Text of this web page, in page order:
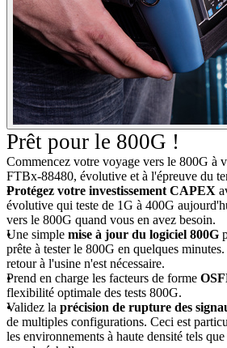
Prêt pour le 800G !
Commencez votre voyage vers le 800G à
FTBx-88480, évolutive et à l'épreuve du
Protégez votre investissement CAPEX
évolutive qui teste de 1G à 400G
vers le 800G quand vous en avez besoin.
Une simple mise à jour du logiciel 800G
prête à tester le 800G en quelques
retour à l'usine n'est nécessaire.
Prend en charge les facteurs de forme
flexibilité optimale des tests 800G.
Validez la précision de rupture des
de multiples configurations. Ceci est
les environnements à haute densité tels